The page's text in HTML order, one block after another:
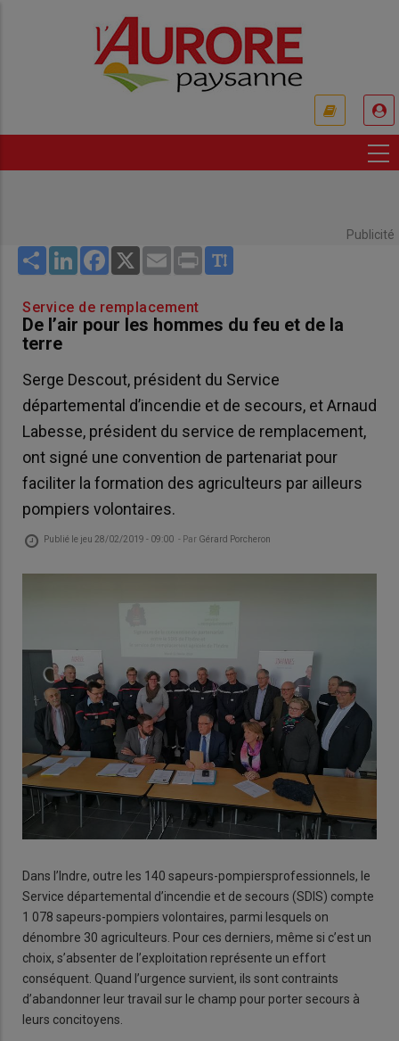
Publicité
Share LinkedInFacebook
X Email Print
Service de remplacement
De l’air pour les hommes du feu et de la
terre
Serge Descout, président du Service
départemental d’incendie et de secours, et Arnaud
Labesse, président du service de remplacement,
ont signé une convention de partenariat pour
faciliter la formation des agriculteurs par ailleurs
pompiers volontaires.
Publié le jeu 28/02/2019 - 09:00 - Par Gérard Porcheron
Dans l’Indre, outre les 140 sapeurs-pompiersprofessionnels, le
Service départemental d’incendie et de secours (SDIS) compte
1 078 sapeurs-pompiers volontaires, parmi lesquels on
dénombre 30 agriculteurs. Pour ces derniers, même si c’est un
choix, s’absenter de l’exploitation représente un effort
conséquent. Quand l’urgence survient, ils sont contraints
d’abandonner leur travail sur le champ pour porter secours à
leurs concitoyens.